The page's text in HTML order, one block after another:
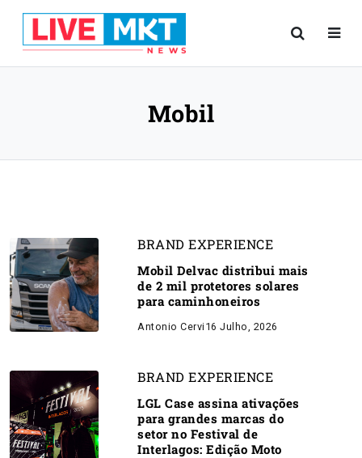
Mobil
BRAND EXPERIENCE
Mobil Delvac distribui mais
de 2 mil protetores solares
para caminhoneiros
Antonio Cervi 16 Julho, 2026
BRAND EXPERIENCE
LGL Case assina ativações
para grandes marcas do
setor no Festival de
Interlagos: Edição Moto